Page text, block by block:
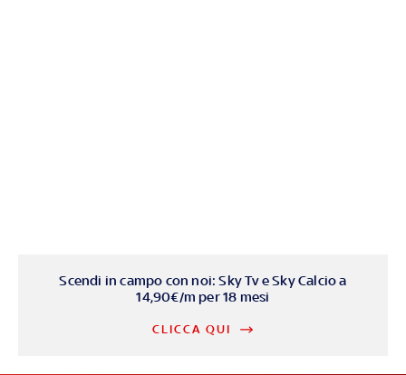
Scendi in campo con noi: Sky Tv e Sky Calcio a
14,90€/m per 18 mesi
CLICCA QUI